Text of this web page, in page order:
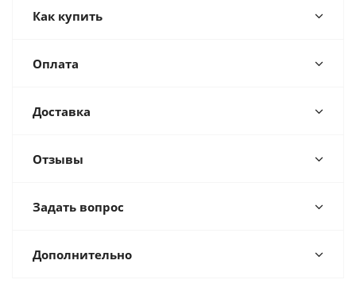
Как купить
Оплата
Доставка
Отзывы
Задать вопрос
Дополнительно